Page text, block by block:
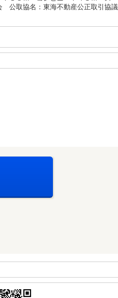
公取協名：東海不動産公正取引協議